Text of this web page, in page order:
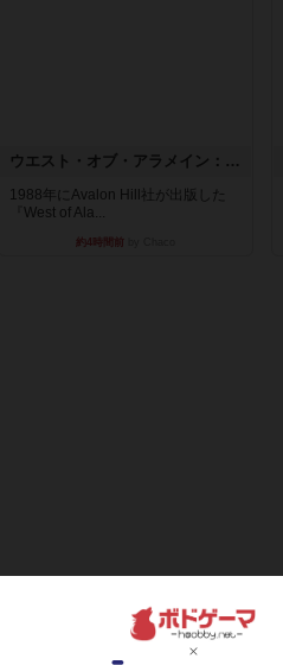
ウエスト・オブ・アラメイン：ASLモジュール5
1988年にAvalon Hill社が出版した
『West of Ala...
約4時間前